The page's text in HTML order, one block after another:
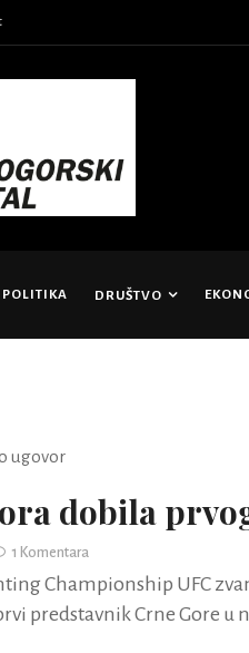
POLITIKA DRUŠTVO
ugovor
dobila
1 Komentara
Championship UFC
predstavnik Crne Gore